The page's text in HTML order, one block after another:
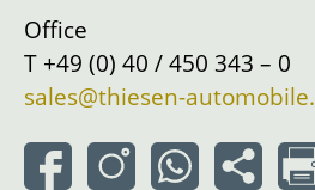
Office
T +49 (0) 40 / 450 343 – 0
sales@thiesen-